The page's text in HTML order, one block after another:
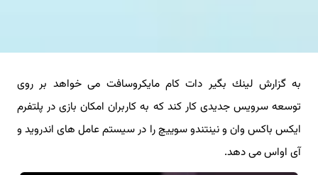
خدمات ما
درباره ما
آموزش
به گزارش لینك بگیر دات كام مایكروسافت می خواهد بر روی
توسعه سرویس جدیدی كار كند كه به كاربران امكان بازی در پلتفرم
ایكس باكس وان و نینتندو سوییچ را در سیستم عامل های اندروید و
آی اواس می دهد.